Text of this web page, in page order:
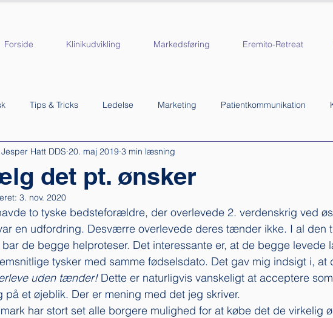
Forside Klinikudvikling Markedsføring Eremito-Retreat
Tips & Tricks Ledelse Marketing Patientkommunikation
Køb & Salg af klinik
det pt. ønsker
Jesper Hatt DDS 20. maj 2019 3 min læsning
3. nov. 2020
to tyske bedsteforældre, der overlevede 2. verdenskrig ved
en udfordring. Desværre overlevede deres tænder ikke. I al den
bar de begge helproteser. Det interessante er, at de begge
tysker med samme fødselsdato. Det gav mig indsigt i, at
uden tænder! Dette er naturligvis vanskeligt at acceptere
på et øjeblik. Der er mening med det jeg skriver.
har stort set alle borgere mulighed for at købe det de virkelig